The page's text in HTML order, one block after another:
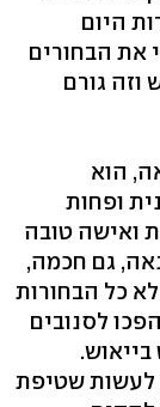
היום
את הבחורים
וזה גורם
הוא
ופחות
ואישה טובה
גם חכמה,
כל הבחורות
לסנובים
לעשות שטיפת